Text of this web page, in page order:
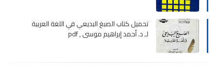
تحميل كتاب الصبغ البديعي في اللغة العربية
لـ د. أحمد إبراهيم موسى , pdf